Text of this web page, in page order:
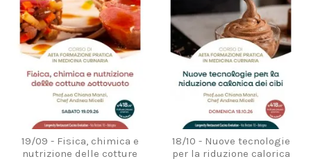
19/09 - Fisica, chimica e
nutrizione delle cotture
18/10 - Nuove tecnologie
per la riduzione calorica